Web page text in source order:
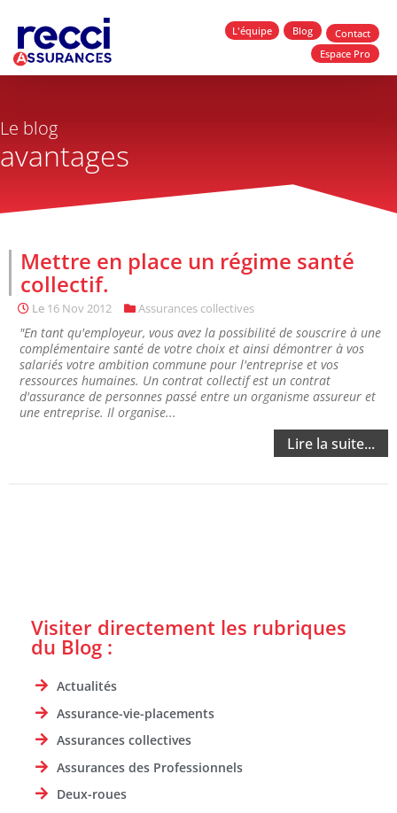
L'équipe Blog
Contact
Espace Pro
Le blog
avantages
Mettre en place un régime santé
collectif.
Le 16 Nov 2012 Assurances collectives
"En tant qu'employeur, vous avez la possibilité de souscrire à une
complémentaire santé de votre choix et ainsi démontrer à vos
salariés votre ambition commune pour l'entreprise et vos
ressources humaines. Un contrat collectif est un contrat
d'assurance de personnes passé entre un organisme assureur et
une entreprise. Il organise...
Lire la suite...
Visiter directement les rubriques
du Blog :
Actualités
Assurance-vie-placements
Assurances collectives
Assurances des Professionnels
Deux-roues